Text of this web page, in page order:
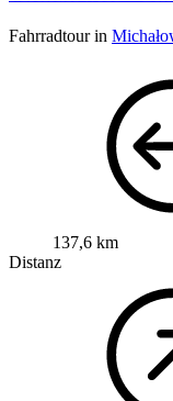
Fahrradtour in
137,6 km
Distanz